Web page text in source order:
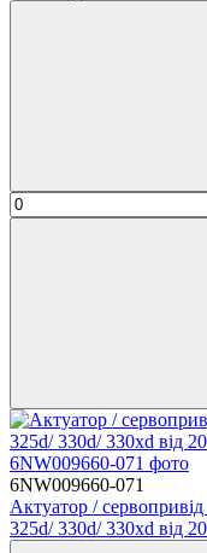
6NW009660-071
Актуатор /
325d/ 330d/ 330xd від